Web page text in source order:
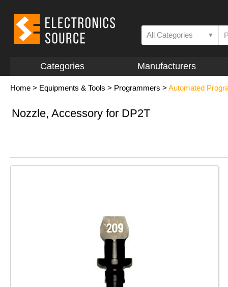
All Categories ▼
Categories Manufacturers
Home > Equipments & Tools > Programmers > Automated
Nozzle, Accessory for DP2T